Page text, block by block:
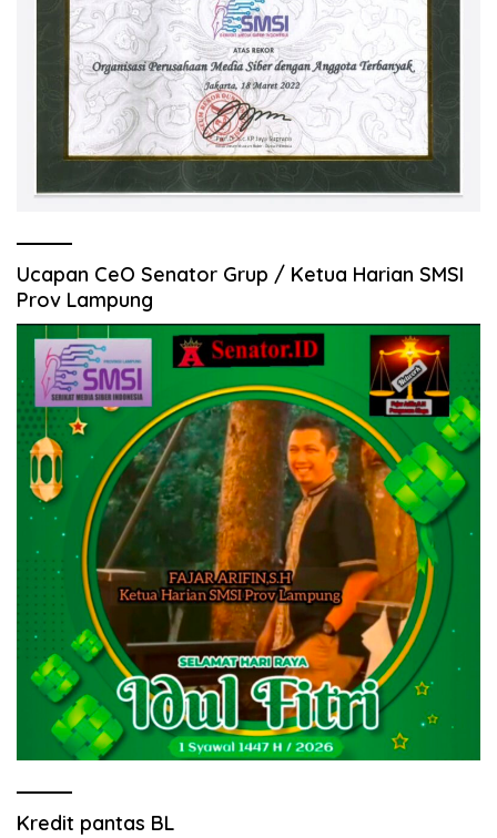
Ucapan CeO Senator Grup / Ketua Harian SMSI
Prov Lampung
Kredit pantas BL